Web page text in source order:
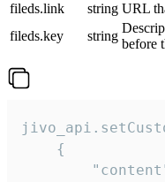
fileds.link
string URL
fileds.key
string
before
    {